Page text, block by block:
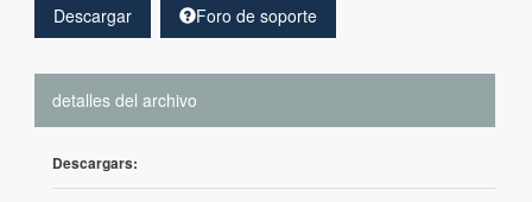
Descargar Foro de soporte
detalles del archivo
Descargars: